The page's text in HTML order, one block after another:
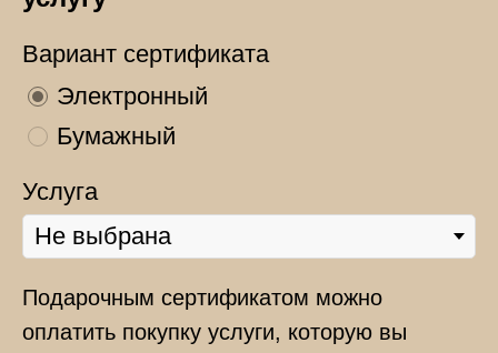
Вариант сертификата
Электронный
Бумажный
Услуга
Подарочным сертификатом можно
оплатить покупку услуги, которую вы